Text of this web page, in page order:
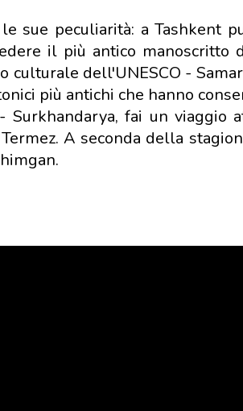
sue peculiarità: a Tashkent
il più antico manoscritto
dell'UNESCO -
più antichi che hanno
fai un viaggio
A seconda della